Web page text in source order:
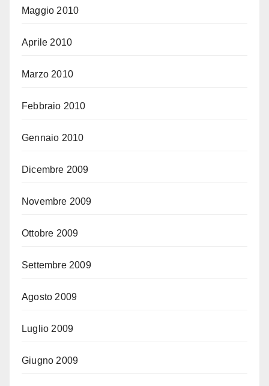
Maggio 2010
Aprile 2010
Marzo 2010
Febbraio 2010
Gennaio 2010
Dicembre 2009
Novembre 2009
Ottobre 2009
Settembre 2009
Agosto 2009
Luglio 2009
Giugno 2009